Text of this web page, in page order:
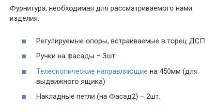
Фурнитура, необходимая для рассматриваемого нами
изделия:
Регулируемые опоры, встраиваемые в торец ДСП
Ручки на фасады – 3шт
Телескопические направляющие на 450мм (для
выдвижного ящика)
Накладные петли (на Фасад2) – 2шт.